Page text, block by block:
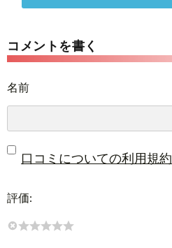
コメントを書く
名前
口コミについての利用規約
評価: